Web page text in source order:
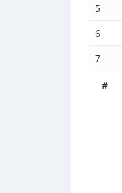
#
5
6
7